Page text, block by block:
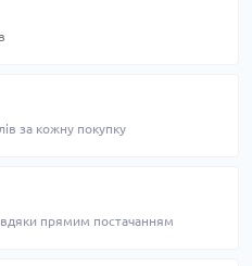
за кожну покупку
прямим постачанням